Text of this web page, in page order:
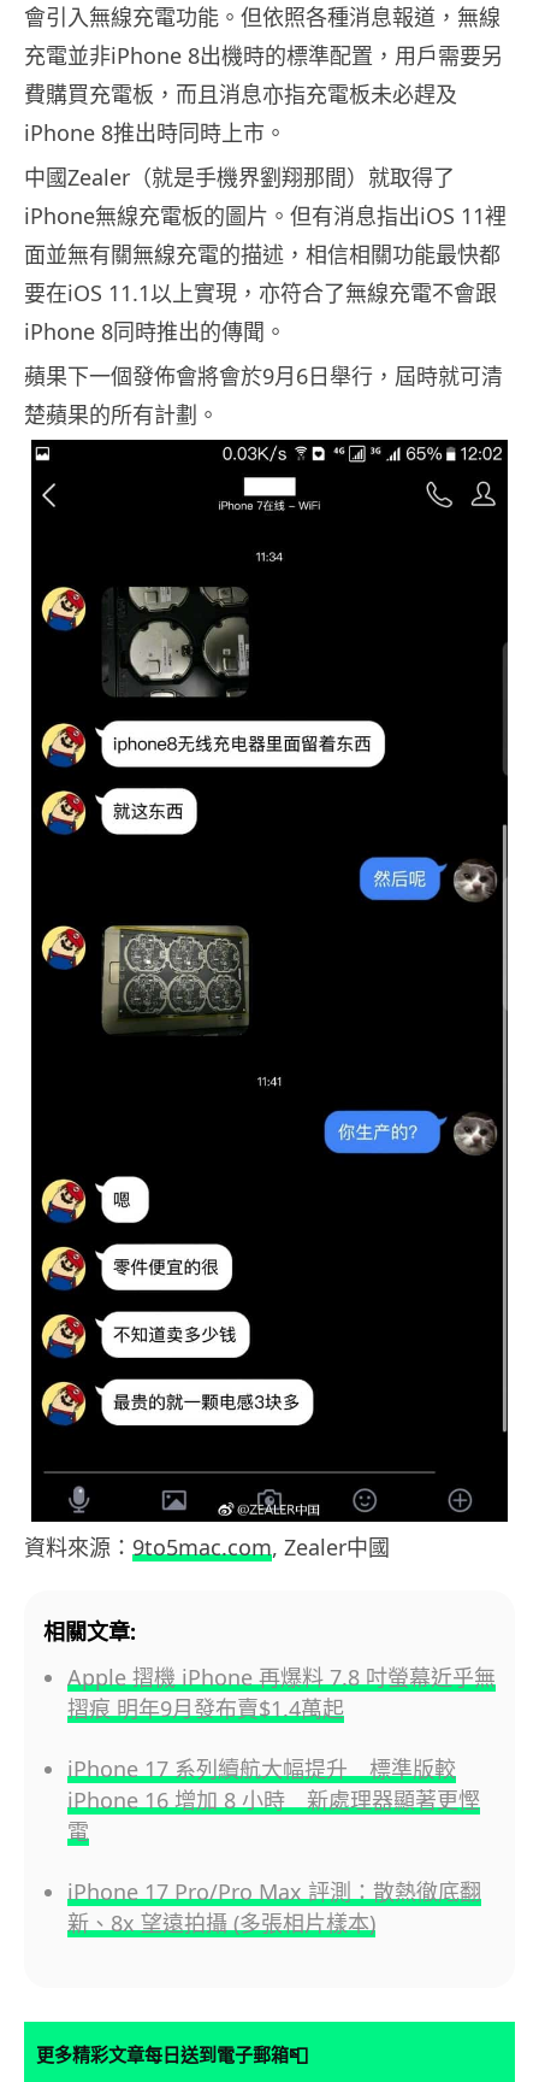
會引入無線充電功能。但依照各種消息報道，無線
充電並非iPhone 8出機時的標準配置，用戶需要另
費購買充電板，而且消息亦指充電板未必趕及
iPhone 8推出時同時上市。
中國Zealer（就是手機界劉翔那間）就取得了
iPhone無線充電板的圖片。但有消息指出iOS 11裡
面並無有關無線充電的描述，相信相關功能最快都
要在iOS 11.1以上實現，亦符合了無線充電不會跟
iPhone 8同時推出的傳聞。
蘋果下一個發佈會將會於9月6日舉行，屆時就可清
楚蘋果的所有計劃。
資料來源： 9to5mac.com, Zealer中國
相關文章:
Apple 摺機 iPhone 再爆料 7.8 吋螢幕近乎無
摺痕 明年9月發布賣$1.4萬起
iPhone 17 系列續航大幅提升 標準版較
iPhone 16 增加 8 小時 新處理器顯著更慳
電
iPhone 17 Pro/Pro Max 評測：散熱徹底翻
新、8x 望遠拍攝 (多張相片樣本)
更多精彩文章每日送到電子郵箱📮